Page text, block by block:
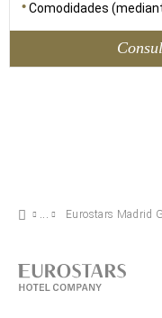
Comodidades
Eurostars Madrid